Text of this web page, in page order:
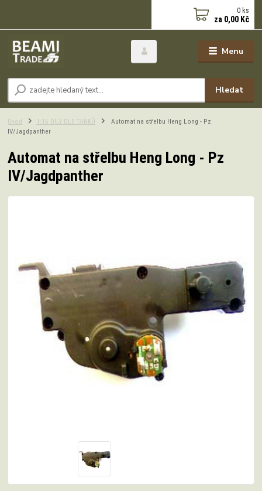
Menu
Hledat
0 ks
za 0,00 Kč
Úvod 1:16 DÍLY DLE TANKŮ
Automat na střelbu Heng Long - Pz
IV/Jagdpanther
Automat na střelbu Heng Long - Pz
IV/Jagdpanther